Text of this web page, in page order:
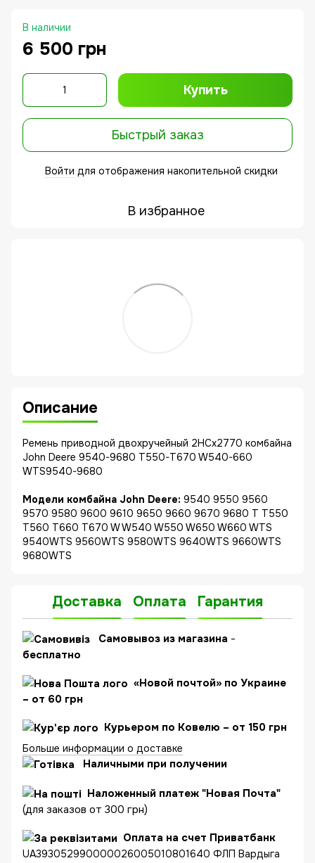
В наличии
6 500 грн
Купить
Быстрый заказ
Войти для отображения накопительной скидки
В избранное
Описание
Ремень приводной двохручейный 2HCx2770 комбайна
John Deere 9540-9680 T550-T670 W540-660
WTS9540-9680
Модели комбайна John Deere: 9540 9550 9560
9570 9580 9600 9610 9650 9660 9670 9680 T T550
T560 T660 T670 W W540 W550 W650 W660 WTS
9540WTS 9560WTS 9580WTS 9640WTS 9660WTS
9680WTS
Доставка Оплата Гарантия
Cамовывоз из магазина -
бесплатно
«Новой почтой» по Украине
– от 60 грн
Курьером по Ковелю – от 150 грн
Больше информации о доставке
Наличными при получении
Наложенный платеж "Новая Почта"
(для заказов от 300 грн)
Оплата на счет Приватбанк
UA393052990000026005010801640 ФЛП Вардыга